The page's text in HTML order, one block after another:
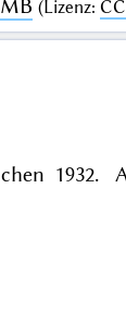
(Lizenz:
1932.